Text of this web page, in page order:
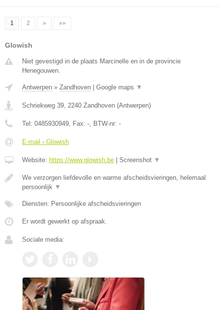
1 2 » »»
Glowish
Niet gevestigd in de plaats Marcinelle en in de provincie
Henegouwen.
Antwerpen » Zandhoven Google maps ▼
Schriekweg 39, 2240 Zandhoven (Antwerpen)
Tel: 0485930949, Fax: -, BTW-nr: -
E-mail › Glowish
Website: https://www.glowish.be Screenshot ▼
We verzorgen liefdevolle en warme afscheidsvieringen, helemaal
persoonlijk ▼
Diensten: Persoonlijke afscheidsvieringen
Er wordt gewerkt op afspraak.
Sociale media: